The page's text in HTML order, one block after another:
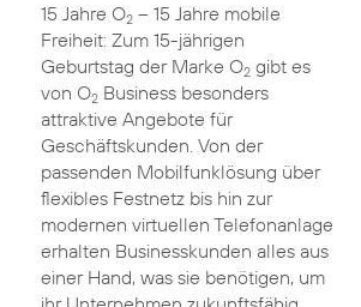
15 Jahre O2– 15 Jahre mobile
Freiheit: Zum 15-jährigen
Geburtstag der Marke O2gibt es
von O2Business besonders
attraktive Angebote für
Geschäftskunden. Von der
passenden Mobilfunklösung über
flexibles Festnetz bis hin zur
modernen virtuellen Telefonanlage
erhalten Businesskunden alles aus
einer Hand, was sie benötigen, um